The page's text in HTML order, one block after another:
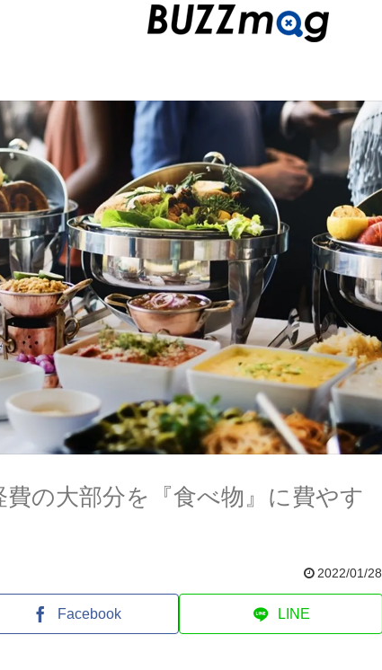
の大部分を『食べ物』に費やす
2022/01/28
Facebook LINE